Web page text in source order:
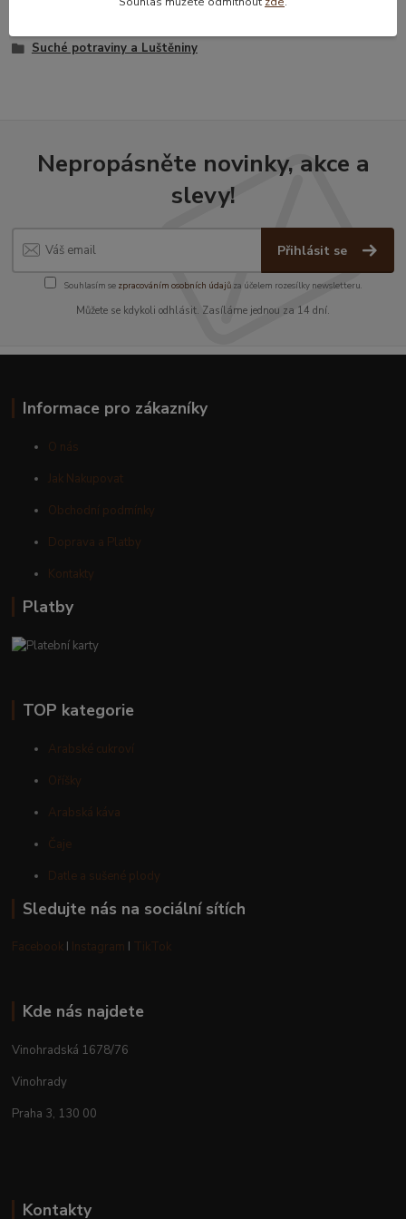
Suché potraviny a Luštěniny
Nepropásněte novinky, akce a
slevy!
Přihlásit se
Souhlasím se zpracováním osobních údajůza účelem rozesílky newsletteru.
Můžete se kdykoli odhlásit. Zasíláme jednou za 14 dní.
Informace pro zákazníky
O nás
Jak Nakupovat
Obchodní podmínky
Doprava a Platby
Kontakty
Platby
TOP kategorie
Arabské cukroví
Oříšky
Arabská káva
Čaje
Datle a sušené plody
Sledujte nás na sociální sítích
Facebook I Instagram I TikTok
Kde nás najdete
Vinohradská 1678/76
Vinohrady
Praha 3, 130 00
Kontakty